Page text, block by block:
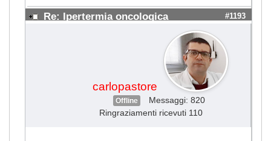
Re: Ipertermia oncologica #1193
carlopastore
Offline
Messaggi: 820
Ringraziamenti ricevuti 110